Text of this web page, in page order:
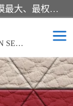
中国国际皮革展（ACLE）是中国规模最大、最权威的国际皮革盛会，自创办以来一直由中国皮革协会（CLIA）和亚太区皮革展有限公司（APLF）共同举办
SHANGHAI LIBO EXHIBITION SERVICE CO.,LTD
皮革机械展